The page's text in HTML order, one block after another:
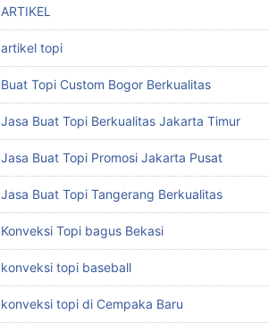
ARTIKEL
artikel topi
Buat Topi Custom Bogor Berkualitas
Jasa Buat Topi Berkualitas Jakarta Timur
Jasa Buat Topi Promosi Jakarta Pusat
Jasa Buat Topi Tangerang Berkualitas
Konveksi Topi bagus Bekasi
konveksi topi baseball
konveksi topi di Cempaka Baru